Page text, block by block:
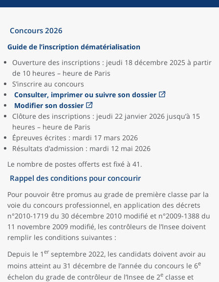
Concours 2026
Guide de l’inscription dématérialisation
Ouverture des inscriptions : jeudi 18 décembre 2025 à partir
de 10 heures – heure de Paris
S’inscrire au concours
Consulter, imprimer ou suivre son dossier
Modifier son dossier
Clôture des inscriptions : jeudi 22 janvier 2026 jusqu’à 15
heures – heure de Paris
Épreuves écrites : mardi 17 mars 2026
Résultats d’admission : mardi 12 mai 2026
Le nombre de postes offerts est fixé à 41.
Rappel des conditions pour concourir
Pour pouvoir être promus au grade de première classe par la
voie du concours professionnel, en application des décrets
n°2010-1719 du 30 décembre 2010 modifié et n°2009-1388 du
11 novembre 2009 modifié, les contrôleurs de l’Insee doivent
remplir les conditions suivantes :
Depuis le 1 erseptembre 2022, les candidats doivent avoir au
moins atteint au 31 décembre de l’année du concours le 6e
échelon du grade de contrôleur de l’Insee de 2e classe et